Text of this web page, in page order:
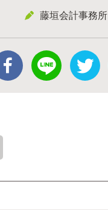
藤垣会計事務所